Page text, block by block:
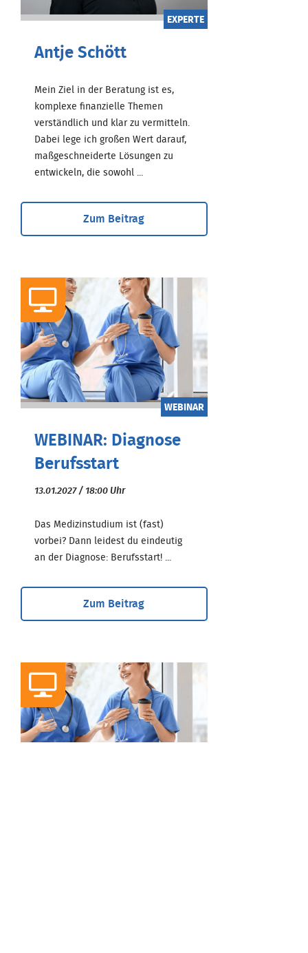
EXPERTE
Antje Schött
Mein Ziel in der Beratung ist es,
komplexe finanzielle Themen
verständlich und klar zu vermitteln.
Dabei lege ich großen Wert darauf,
maßgeschneiderte Lösungen zu
entwickeln, die sowohl ...
Zum Beitrag
WEBINAR
WEBINAR: Diagnose
Berufsstart
13.01.2027 / 18:00 Uhr
Das Medizinstudium ist (fast)
vorbei? Dann leidest du eindeutig
an der Diagnose: Berufsstart! ...
Zum Beitrag